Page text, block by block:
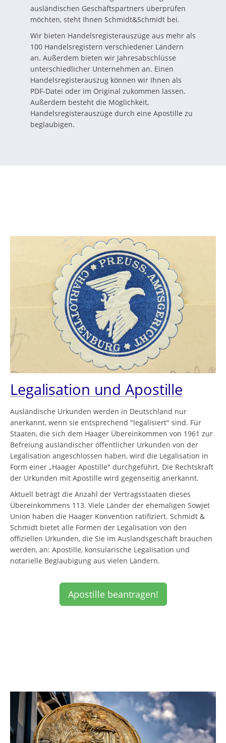
ausländischen Geschäftspartners überprüfen
möchten, steht Ihnen Schmidt&Schmidt bei.
Wir bieten Handelsregisterauszüge aus mehr als
100 Handelsregistern verschiedener Ländern
an. Außerdem bieten wir Jahresabschlüsse
unterschiedlicher Unternehmen an. Einen
Handelsregisterauszug können wir Ihnen als
PDF-Datei oder im Original zukommen lassen.
Außerdem besteht die Möglichkeit,
Handelsregisterauszüge durch eine Apostille zu
beglaubigen.
Legalisation und Apostille
Ausländische Urkunden werden in Deutschland nur
anerkannt, wenn sie entsprechend "legalisiert" sind. Für
Staaten, die sich dem Haager Übereinkommen von 1961 zur
Befreiung ausländischer öffentlicher Urkunden von der
Legalisation angeschlossen haben, wird die Legalisation in
Form einer „Haager Apostille" durchgeführt. Die Rechtskraft
der Urkunden mit Apostille wird gegenseitig anerkannt.
Aktuell beträgt die Anzahl der Vertragsstaaten dieses
Übereinkommens 113. Viele Länder der ehemaligen Sowjet
Union haben die Haager Konvention ratifiziert. Schmidt &
Schmidt bietet alle Formen der Legalisation von den
offiziellen Urkunden, die Sie im Auslandsgeschäft brauchen
werden, an: Apostille, konsularische Legalisation und
notarielle Beglaubigung aus vielen Ländern.
Apostille beantragen!